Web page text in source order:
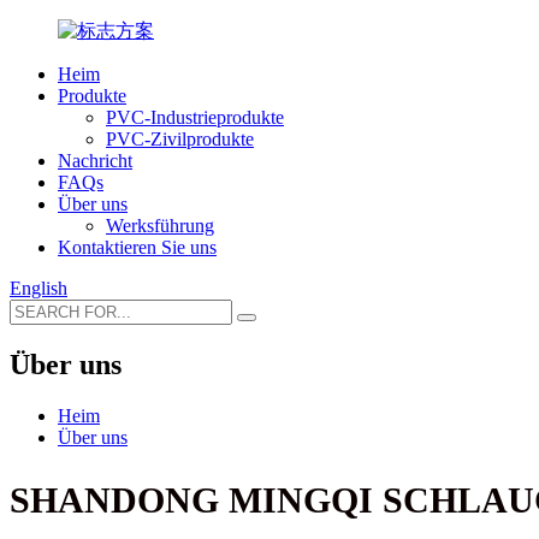
Heim
Produkte
PVC-Industrieprodukte
PVC-Zivilprodukte
Nachricht
FAQs
Über uns
Werksführung
Kontaktieren Sie uns
English
Über uns
Heim
Über uns
SHANDONG MINGQI